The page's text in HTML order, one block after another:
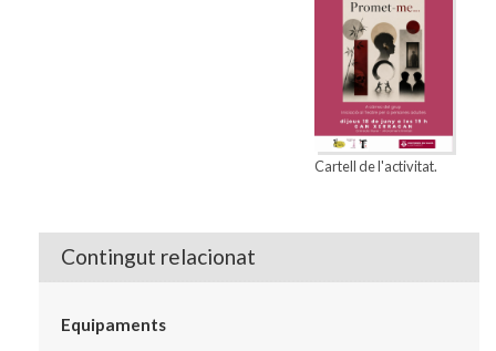
Cartell de l'activitat.
Contingut relacionat
Equipaments